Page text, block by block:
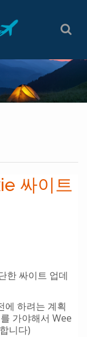
싸이트
한 싸이트 업데
에 하려는 계획
가야해서 Wee
니다)